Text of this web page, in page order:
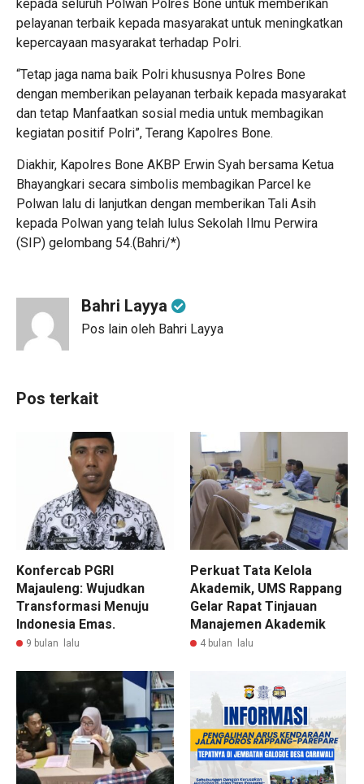
kepada seluruh Polwan Polres Bone untuk memberikan
pelayanan terbaik kepada masyarakat untuk meningkatkan
kepercayaan masyarakat terhadap Polri.
“Tetap jaga nama baik Polri khususnya Polres Bone
dengan memberikan pelayanan terbaik kepada masyarakat
dan tetap Manfaatkan sosial media untuk membagikan
kegiatan positif Polri”, Terang Kapolres Bone.
Diakhir, Kapolres Bone AKBP Erwin Syah bersama Ketua
Bhayangkari secara simbolis membagikan Parcel ke
Polwan lalu di lanjutkan dengan memberikan Tali Asih
kepada Polwan yang telah lulus Sekolah Ilmu Perwira
(SIP) gelombang 54.(Bahri/*)
Bahri Layya
Pos lain oleh Bahri Layya
Pos terkait
Konfercab PGRI
Majauleng: Wujudkan
Transformasi Menuju
Indonesia Emas.
9 bulan lalu
Perkuat Tata Kelola
Akademik, UMS Rappang
Gelar Rapat Tinjauan
Manajemen Akademik
4 bulan lalu